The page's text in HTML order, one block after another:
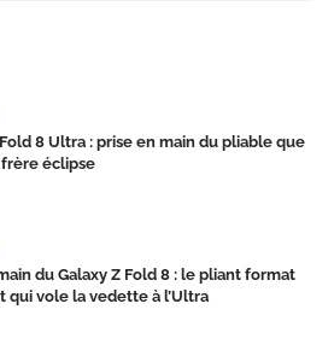
8 Ultra : prise en main du pliable que
éclipse
du Galaxy Z Fold 8 : le pliant format
qui vole la vedette à l’Ultra